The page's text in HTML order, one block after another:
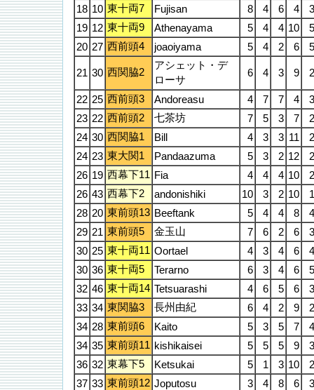
18 10 東十両7 Fujisan 8 4 6 4
19 12 東十両9 Athenayama 5 4 4 10
20 27 西前頭4 joaoiyama 5 4 2 6
21 30 西関脇2
アシェット・デ
ローサ
6 4 3 9
22 25 西前頭3 Andoreasu 4 7 7 4
23 22 西前頭2 七茶坊 7 5 3 7
24 30 西関脇1 Bill 4 3 3 11
24 23 東大関1 Pandaazuma 5 3 2 12
26 19 西幕下11 Fia 4 4 4 10
26 43 西幕下2 andonishiki 10 3 2 10
28 20 東前頭13 Beeftank 5 4 4 8
29 21 東前頭5 金玉山 7 6 2 6
30 25 東十両11 Oortael 4 3 4 6
30 36 東十両5 Terarno 6 3 4 6
32 46 東十両14 Tetsuarashi 4 6 5 6
33 34 東関脇3 長州由紀 6 4 2 9
34 28 東前頭6 Kaito 5 3 5 7
34 35 東前頭11 kishikaisei 5 5 5 9
36 32 東幕下5 Ketsukai 5 1 3 10
37 33 東前頭12 Joputosu 3 4 8 6